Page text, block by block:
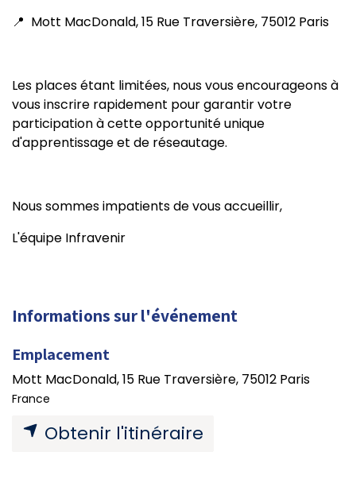
📍 Mott MacDonald, 15 Rue Traversière, 75012 Paris
Les places étant limitées, nous vous encourageons à
vous inscrire rapidement pour garantir votre
participation à cette opportunité unique
d'apprentissage et de réseautage.
Nous sommes impatients de vous accueillir,
L'équipe Infravenir
Informations sur l'événement
Emplacement
Mott MacDonald, 15 Rue Traversière, 75012 Paris
France
Obtenir l'itinéraire